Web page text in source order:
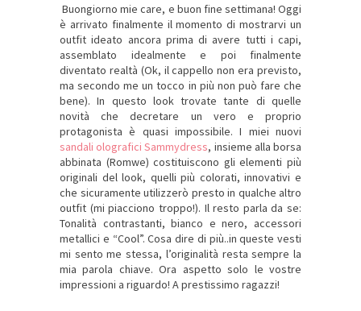
Buongiorno mie care, e buon fine settimana! Oggi
è arrivato finalmente il momento di mostrarvi un
outfit ideato ancora prima di avere tutti i capi,
assemblato idealmente e poi finalmente
diventato realtà (Ok, il cappello non era previsto,
ma secondo me un tocco in più non può fare che
bene). In questo look trovate tante di quelle
novità che decretare un vero e proprio
protagonista è quasi impossibile. I miei nuovi
sandali olografici Sammydress, insieme alla borsa
abbinata (Romwe) costituiscono gli elementi più
originali del look, quelli più colorati, innovativi e
che sicuramente utilizzerò presto in qualche altro
outfit (mi piacciono troppo!). Il resto parla da se:
Tonalità contrastanti, bianco e nero, accessori
metallici e “Cool”. Cosa dire di più..in queste vesti
mi sento me stessa, l’originalità resta sempre la
mia parola chiave. Ora aspetto solo le vostre
impressioni a riguardo! A prestissimo ragazzi!